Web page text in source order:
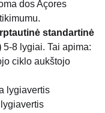
dos Açores
standartinė
5-8 lygiai. Tai apima:
ciklo aukštojo
lygiavertis